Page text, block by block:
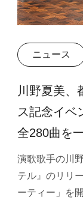
ニュース
川野夏美、
ス記念イ
全280曲を
演歌歌手の川
テル』のリリ
ーティー」を